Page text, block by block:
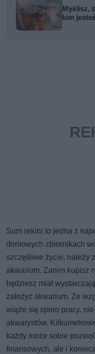
Myślisz,
kim
Sum rekini to jedna z
domowych zbiornikach
szczęśliwe życie, należy
akwarium. Zanim kupisz
będziesz miał
założyć akwarium. Ze
wiąże się sporo pracy,
akwarystów.
każdy może sobie
finansowych, ale i